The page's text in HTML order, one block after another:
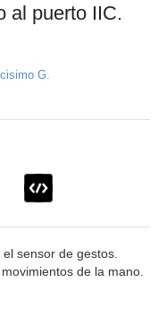
al puerto IIC.
G.
sensor de gestos.
de la mano.